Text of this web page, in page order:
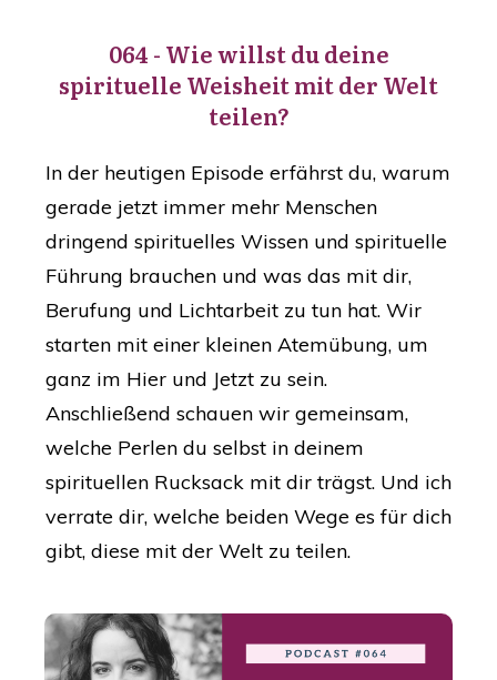
064 - Wie willst du deine
spirituelle Weisheit mit der Welt
teilen?
In der heutigen Episode erfährst du, warum
gerade jetzt immer mehr Menschen
dringend spirituelles Wissen und spirituelle
Führung brauchen und was das mit dir,
Berufung und Lichtarbeit zu tun hat. Wir
starten mit einer kleinen Atemübung, um
ganz im Hier und Jetzt zu sein.
Anschließend schauen wir gemeinsam,
welche Perlen du selbst in deinem
spirituellen Rucksack mit dir trägst. Und ich
verrate dir, welche beiden Wege es für dich
gibt, diese mit der Welt zu teilen.